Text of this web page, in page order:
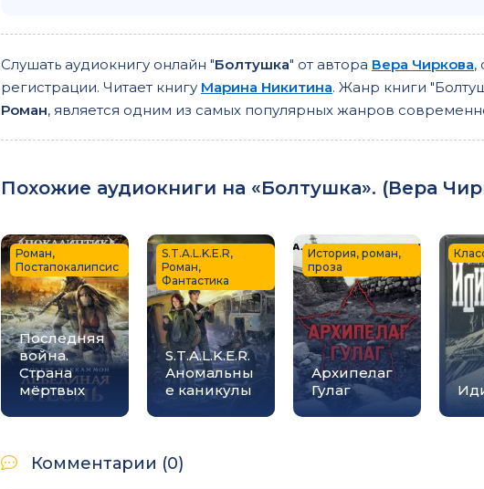
26
27
31
33
34
35
36
37
Слушать аудиокнигу онлайн "Болтушка" от автора Вера Чиркова,
регистрации. Читает книгу Марина Никитина. Жанр книги
Роман, является одним из самых популярных жанров
Похожие аудиокниги на «Болтушка». (Вера
Последняя
война.
Страна
мёртвых
Роман,
Постапокалипсис
S.T.A.L.K.E.R.
Аномальны
е каникулы
S.T.A.L.K.E.R,
Роман,
Фантастика
Архипелаг
Гулаг
История, роман,
проза
Комментарии (0)